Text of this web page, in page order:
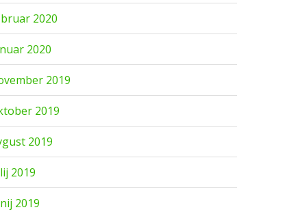
2020
2020
2019
2019
2019
2019
2019